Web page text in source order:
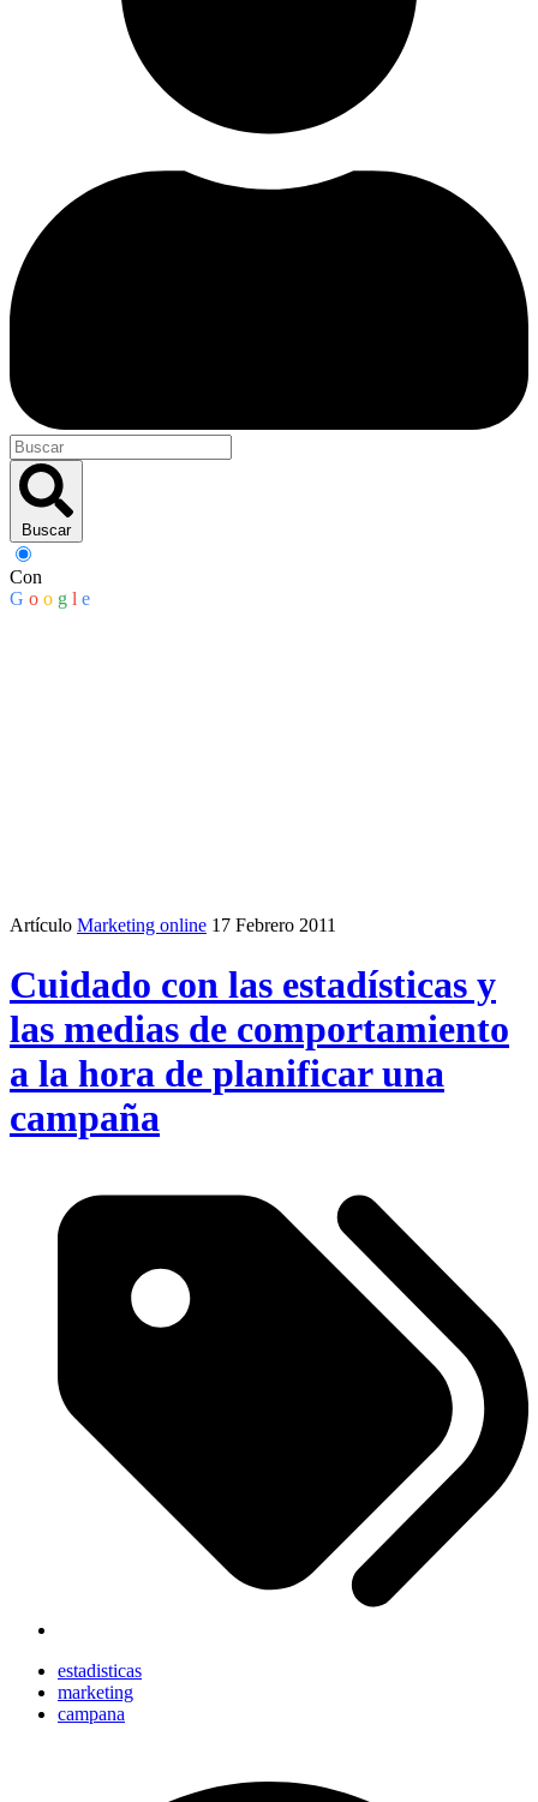
Buscar
Con
G o o g l e
Artículo Marketing online 17 Febrero 2011
Cuidado con las estadísticas y
las medias de comportamiento
a la hora de planificar una
campaña
estadisticas
marketing
campana